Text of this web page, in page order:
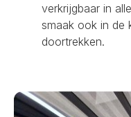
verkrijgbaar in
smaak ook in de
doortrekken.